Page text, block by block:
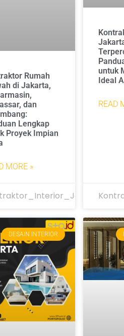
Rumah
di Jakarta,
dan
Lengkap
Proyek Impian
MORE »
untuk
Ideal
READ
DESAIN INTERIOR